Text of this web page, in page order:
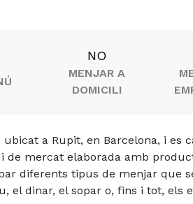
NO
MENJAR A
DOMICILI
a Rupit, en Barcelona, i es
de mercat elaborada amb
diferents tipus de menjar que
el dinar, el sopar o, fins i tot, els